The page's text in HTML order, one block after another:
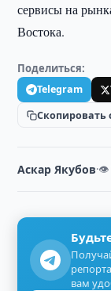
сервисы на
Востока.
Поделиться:
Telegram
Скопировать
Аскар Якубов·👁
вам